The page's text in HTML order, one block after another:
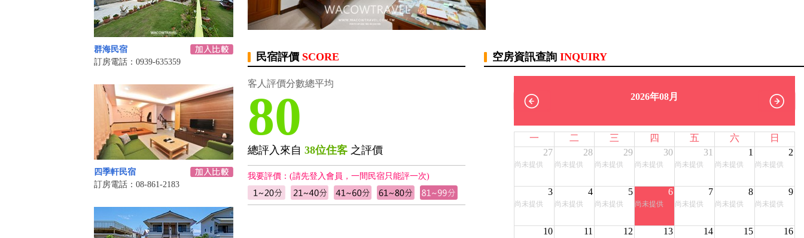
群海民宿
訂房電話：0939-635359
四季軒民宿
訂房電話：08-861-2183
民宿評價 SCORE
客人評價分數總平均
80
總評入來自 38位住客 之評價
我要評價：(請先登入會員，一間民宿只能評一次)
空房資訊查詢 INQUIRY
2026年08月
一 二 三 四 五 六
日
27
尚未提供
28
尚未提供
29
尚未提供
30
尚未提供
31
尚未提供
1
尚未提供
2
尚未提供
3
尚未提供
4
尚未提供
5
尚未提供
6
尚未提供
7
尚未提供
8
尚未提供
9
尚未提供
10 11 12 13 14 15 16